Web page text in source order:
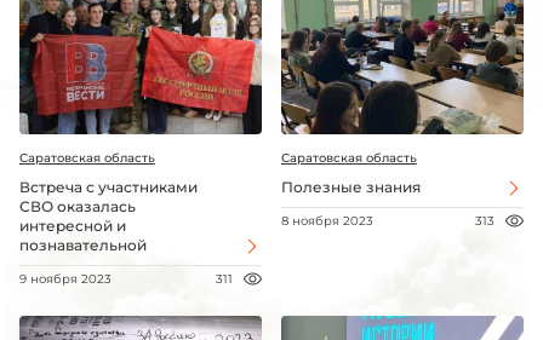
Саратовская область
Встреча с участниками
СВО оказалась
интересной и
познавательной
9 ноября 2023 311
Саратовская область
Полезные знания
8 ноября 2023 313